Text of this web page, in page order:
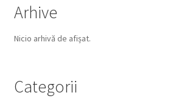
Arhive
Nicio arhivă de afișat.
Categorii